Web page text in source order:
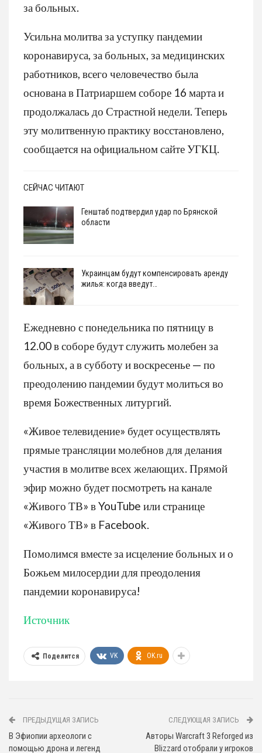
за больных.
Усильна молитва за уступку пандемии
коронавируса, за больных, за медицинских
работников, всего человечество была
основана в Патриаршем соборе 16 марта и
продолжалась до Страстной недели. Теперь
эту молитвенную практику восстановлено,
сообщается на официальном сайте УГКЦ.
СЕЙЧАС ЧИТАЮТ
Генштаб подтвердил удар по Брянской
области
Украинцам будут компенсировать аренду
жилья: когда введут…
Ежедневно с понедельника по пятницу в
12.00 в соборе будут служить молебен за
больных, а в субботу и воскресенье — по
преодолению пандемии будут молиться во
время Божественных литургий.
«Живое телевидение» будет осуществлять
прямые трансляции молебнов для делания
участия в молитве всех желающих. Прямой
эфир можно будет посмотреть на канале
«Живого ТВ» в YouTube или странице
«Живого ТВ» в Facebook.
Помолимся вместе за исцеление больных и о
Божьем милосердии для преодоления
пандемии коронавируса!
Источник
Поделится VK OK.ru
ПРЕДЫДУЩАЯ ЗАПИСЬ
В Эфиопии археологи с
помощью дрона и легенд
СЛЕДУЮЩАЯ ЗАПИСЬ
Авторы Warcraft 3 Reforged из
Blizzard отобрали у игроков